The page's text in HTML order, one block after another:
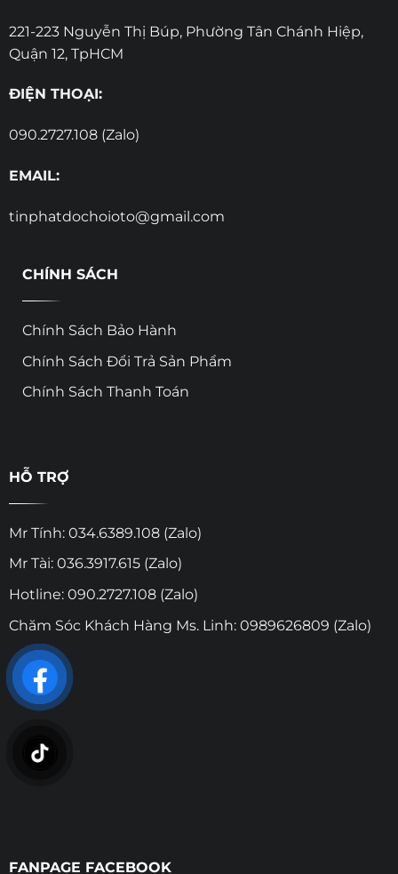
221-223 Nguyễn Thị Búp, Phường Tân Chánh Hiệp,
Quận 12, TpHCM
ĐIỆN THOẠI:
090.2727.108 (Zalo)
EMAIL:
tinphatdochoioto@gmail.com
CHÍNH SÁCH
Chính Sách Bảo Hành
Chính Sách Đổi Trả Sản Phẩm
Chính Sách Thanh Toán
HỖ TRỢ
Mr Tính: 034.6389.108 (Zalo)
Mr Tài: 036.3917.615 (Zalo)
Hotline: 090.2727.108 (Zalo)
Chăm Sóc Khách Hàng Ms. Linh: 0989626809 (Zalo)
FANPAGE FACEBOOK